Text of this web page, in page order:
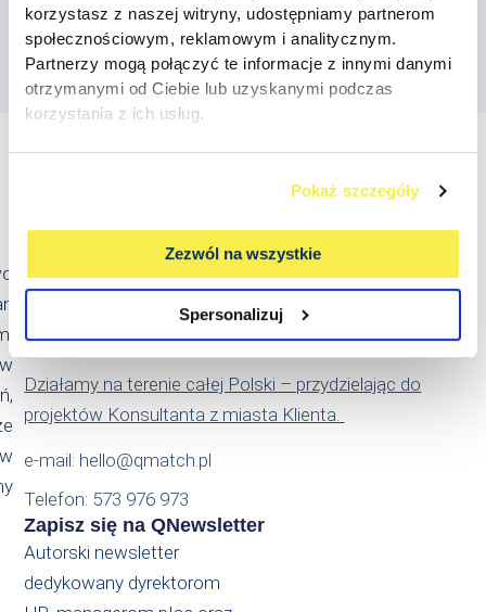
korzystasz z naszej witryny, udostępniamy partnerom
społecznościowym, reklamowym i analitycznym.
Partnerzy mogą połączyć te informacje z innymi danymi
otrzymanymi od Ciebie lub uzyskanymi podczas
korzystania z ich usług.
Pokaż szczegóły
Zezwól na wszystkie
Spersonalizuj
Qmatch Consulting Sp. z o.o.
Ul. Świeradowska 47
NIP: PL5214022869
Działamy na terenie całej Polski – przydzielając do
projektów Konsultanta z miasta Klienta.
e-mail: hello@qmatch.pl
Telefon: 573 976 973
Zapisz się na QNewsletter
Autorski newsletter
dedykowany dyrektorom